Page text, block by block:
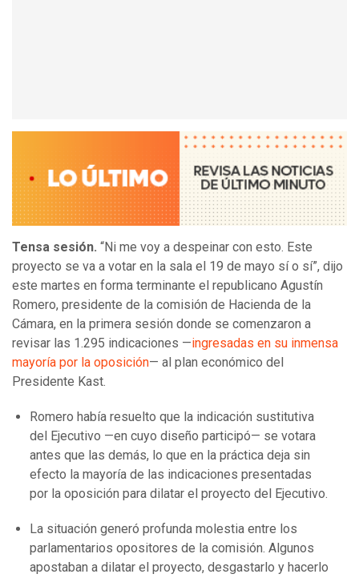
Tensa sesión. “Ni me voy a despeinar con esto. Este
proyecto se va a votar en la sala el 19 de mayo sí o sí”, dijo
este martes en forma terminante el republicano Agustín
Romero, presidente de la comisión de Hacienda de la
Cámara, en la primera sesión donde se comenzaron a
revisar las 1.295 indicaciones —ingresadas en su inmensa
mayoría por la oposición— al plan económico del
Presidente Kast.
Romero había resuelto que la indicación sustitutiva
del Ejecutivo —en cuyo diseño participó— se votara
antes que las demás, lo que en la práctica deja sin
efecto la mayoría de las indicaciones presentadas
por la oposición para dilatar el proyecto del Ejecutivo.
La situación generó profunda molestia entre los
parlamentarios opositores de la comisión. Algunos
apostaban a dilatar el proyecto, desgastarlo y hacerlo